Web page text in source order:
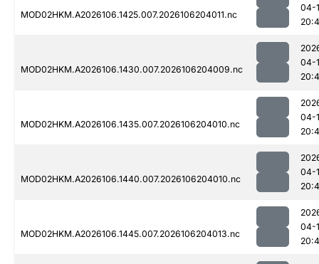
MOD02HKM.A2026106.1425.007.2026106204011.nc
04-
MOD02HKM.A2026106.1430.007.2026106204009.nc
04-
MOD02HKM.A2026106.1435.007.2026106204010.nc
04-
MOD02HKM.A2026106.1440.007.2026106204010.nc
04-
MOD02HKM.A2026106.1445.007.2026106204013.nc
04-